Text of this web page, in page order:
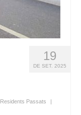
19
DE SET. 2025
Residents Passats
|